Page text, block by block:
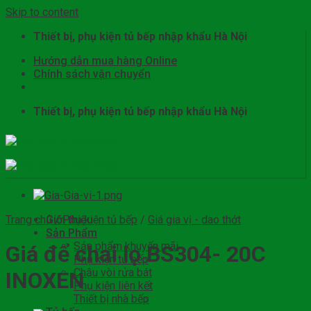
Skip to content
Thiết bị, phụ kiện tủ bếp nhập khẩu Hà Nội
Hướng dẫn mua hàng Online
Chính sách vận chuyển
Thiết bị, phụ kiện tủ bếp nhập khẩu Hà Nội
Giới thiệu
Sản Phẩm
Sản phẩm khuyến mãi
Phụ kiện tủ bếp
Chậu vòi rửa bát
Phụ kiện liên kết
Thiết bị nhà bếp
Trang chủ / Phụ kiện tủ bếp / Giá gia vị - dao thớt
Giá để chai lọ BS304- 20C
INOXEN